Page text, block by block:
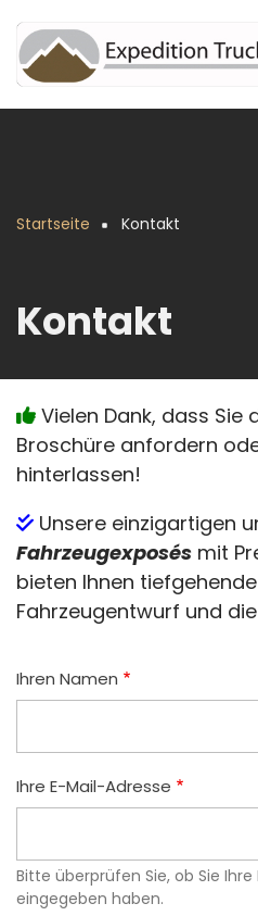
zum
Inhalt
Startseite Kontakt
Kontakt
Vielen Dank, dass Sie
Broschüre anfordern
hinterlassen!
Unsere einzigartigen
Fahrzeugexposés mit
bieten Ihnen
Fahrzeugentwurf und
Ihren Namen
Ihre E-Mail-Adresse
Bitte überprüfen Sie, ob Sie
eingegeben haben.